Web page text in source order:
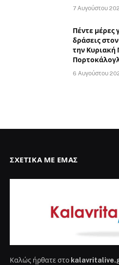
7 Αυγούστου
Πέντε μέρες
δράσεις
την
6 Αυγούστου
ΣΧΕΤΙΚΆ ΜΕ ΕΜΆΣ
Καλώς ήρθατε στο